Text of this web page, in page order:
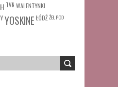
TVN WALENTYNKI
YOSKINE ŁÓDŹŻEL POD